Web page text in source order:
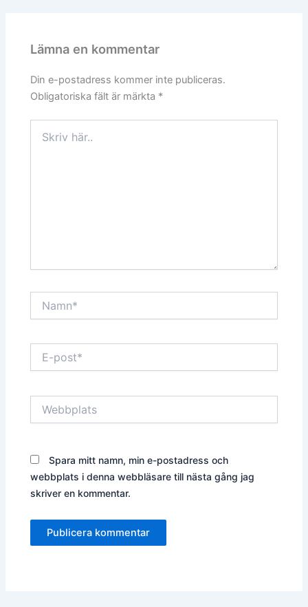
Lämna en kommentar
Din e-postadress kommer inte publiceras.
Obligatoriska fält är märkta *
här..
post*
Spara mitt namn, min e-postadress och
webbplats i denna webbläsare till nästa gång jag
skriver en kommentar.